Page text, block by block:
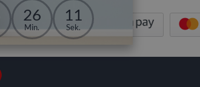
26
Min.
10
Sek.